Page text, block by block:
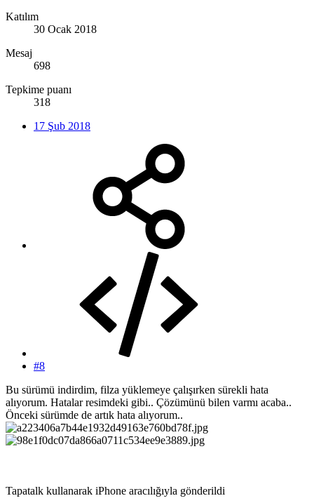
Katılım
30 Ocak 2018
Mesaj
698
Tepkime puanı
318
17 Şub 2018
#8
Bu sürümü indirdim, filza yüklemeye çalışırken sürekli hata
alıyorum. Hatalar resimdeki gibi.. Çözümünü bilen varmı acaba..
Önceki sürümde de artık hata alıyorum..
Tapatalk kullanarak iPhone aracılığıyla gönderildi